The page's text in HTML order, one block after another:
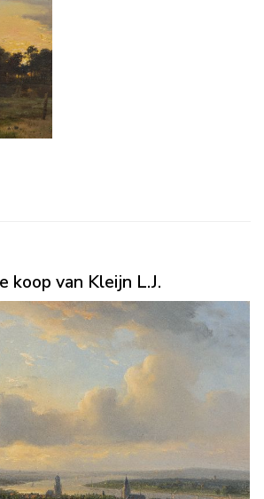
koop van Kleijn L.J.